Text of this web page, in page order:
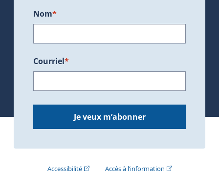
Nom*
Courriel*
Je veux m’abonner
Accessibilité(Cet hyperlien externe s'ouvrira dans une
Accès à l’information(Cet hyperlien